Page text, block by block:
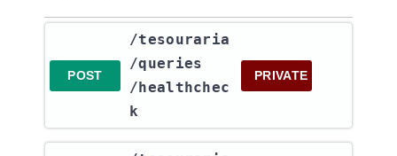
POST
​/tesouraria​
/queries​
/healthchec
k
PRIVATE